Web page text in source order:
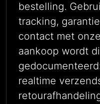
bestelling.
tracking,
contact met
aankoop wordt
realtime